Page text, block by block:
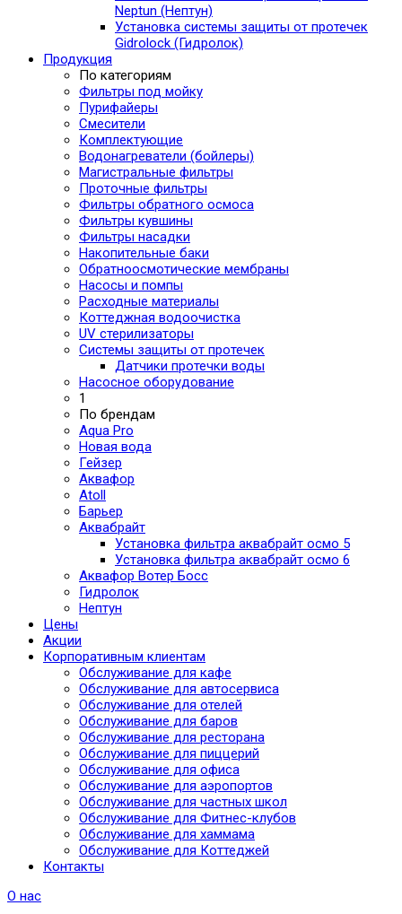
Neptun (Нептун)
Установка системы защиты от протечек
Gidrolock (Гидролок)
Продукция
По категориям
Фильтры под мойку
Пурифайеры
Смесители
Комплектующие
Водонагреватели (бойлеры)
Магистральные фильтры
Проточные фильтры
Фильтры обратного осмоса
Фильтры кувшины
Фильтры насадки
Накопительные баки
Обратноосмотические мембраны
Насосы и помпы
Расходные материалы
Коттеджная водоочистка
UV стерилизаторы
Системы защиты от протечек
Датчики протечки воды
Насосное оборудование
1
По брендам
Aqua Pro
Новая вода
Гейзер
Аквафор
Atoll
Барьер
Аквабрайт
Установка фильтра аквабрайт осмо 5
Установка фильтра аквабрайт осмо 6
Аквафор Вотер Босс
Гидролок
Нептун
Цены
Акции
Корпоративным клиентам
Обслуживание для кафе
Обслуживание для автосервиса
Обслуживание для отелей
Обслуживание для баров
Обслуживание для ресторана
Обслуживание для пиццерий
Обслуживание для офиса
Обслуживание для аэропортов
Обслуживание для частных школ
Обслуживание для Фитнес-клубов
Обслуживание для хаммама
Обслуживание для Коттеджей
Контакты
О нас